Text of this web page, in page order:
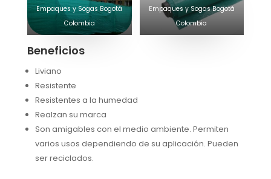
Empaques y Sogas Bogotá
Colombia
Empaques y Sogas Bogotá
Colombia
Beneficios
Liviano
Resistente
Resistentes a la humedad
Realzan su marca
Son amigables con el medio ambiente. Permiten
varios usos dependiendo de su aplicación. Pueden
ser reciclados.